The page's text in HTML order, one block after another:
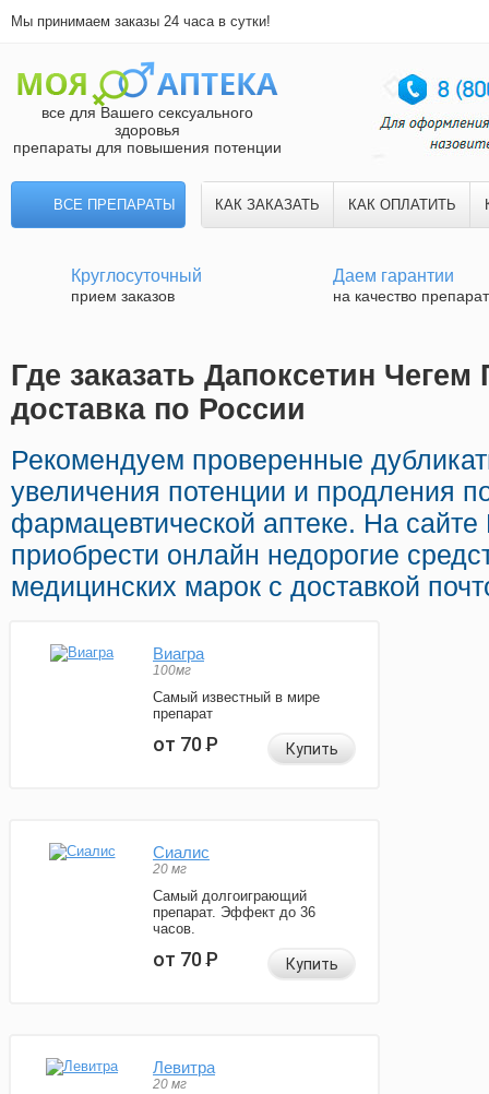
Мы принимаем заказы 24 часа в сутки!
все для Вашего сексуального
здоровья
препараты для повышения потенции
ВСЕ ПРЕПАРАТЫ КАК ЗАКАЗАТЬ КАК ОПЛАТИТЬ
Круглосуточный
прием заказов
Даем гарантии
на качество
Где заказать Дапоксетин
доставка по России
Рекомендуем проверенные
увеличения потенции и продления
фармацевтической аптеке. На
приобрести онлайн недорогие
медицинских марок с доставкой
Виагра
100мг
Самый известный в мире
препарат
от 70Р Купить
Сиалис
20 мг
Самый долгоиграющий
препарат. Эффект до 36
часов.
от 70Р Купить
Левитра
20 мг